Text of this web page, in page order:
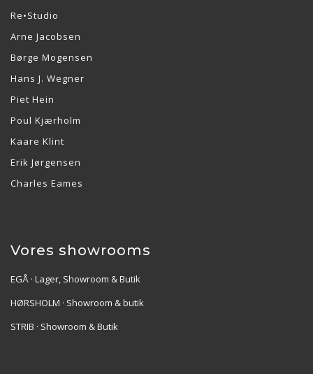
Re•Studio
Arne Jacobsen
Børge Mogensen
Hans J. Wegner
Piet Hein
Poul Kjærholm
Kaare Klint
Erik Jørgensen
Charles Eames
Vores showrooms
EGÅ · Lager, Showroom & Butik
HØRSHOLM · Showroom & butik
STRIB · Showroom & Butik